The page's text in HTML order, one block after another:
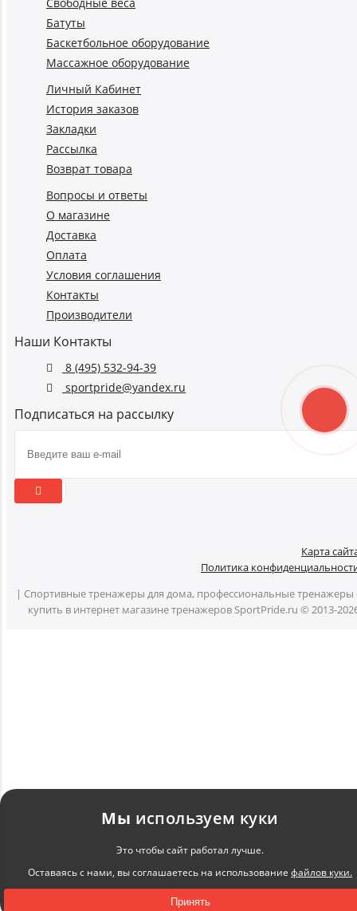
Свободные веса
Батуты
Баскетбольное оборудование
Массажное оборудование
Личный Кабинет
История заказов
Закладки
Рассылка
Возврат товара
Вопросы и ответы
О магазине
Доставка
Оплата
Условия соглашения
Контакты
Производители
Наши Контакты
8 (495) 532-94-39
sportpride@yandex.ru
Подписаться на рассылку
Карта
Политика
| Спортивные тренажеры для дома, профессиональные тренажеры
купить в интернет магазине тренажеров SportPride.ru © 2013-
Мы используем куки
Это чтобы сайт работал лучше.
Оставаясь с нами, вы соглашаетесь на использование файлов куки.
Принять